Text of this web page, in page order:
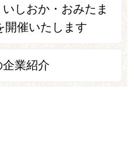
いしおか・おみたま
開催いたします
業紹介